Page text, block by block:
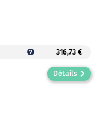
316,73 €
Détails